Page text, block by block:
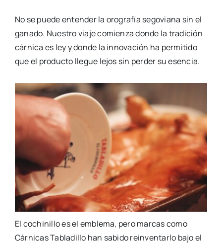
No se puede entender la orografía segoviana sin el
ganado. Nuestro viaje comienza donde la tradición
cárnica es ley y donde la innovación ha permitido
que el producto llegue lejos sin perder su esencia.
El cochinillo es el emblema, pero marcas como
Cárnicas Tabladillo han sabido reinventarlo bajo el